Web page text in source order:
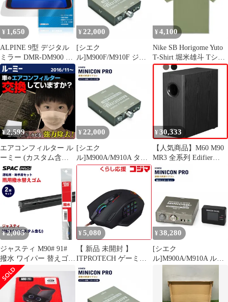
¥ 1,650
ALPINE 9型 デジタル
ミラー DMR-DM900 保
護フィルム OverLay
Eye Protector 低反射 for
アルパイン 液晶保護 ブ
ルーライトカット 反射
防止
¥ 22,000
[シエク
ル]M900F/M910F ジャ
スティ_1KR-FE(H28/11
～)用ミニコンプロ
MINICON PRO 調整式
燃調サブコン
¥ 4,100
Nike SB Horigome Yuto
T-Shirt 堀米雄斗 Tシャ
ツ
¥2,599
エアコンフィルター ル
ーミー (カスタム含む)
M90#A M91#A 87139-
50100 純正交換用 花粉
対策に トヨタ
【k30080109004-
10071】 開封済 未使用
¥ 22,000
[シエク
ル]M900A/M910A タン
ク_1KR-FE(1.0)(H28/11
燃調サブコン
¥ 30,333
【人気商品】M60 M90
MR3 全系列 Edifier
MR4 Edifier （ケーブル
同梱）｜ MR5 接続
｜ G2000Pro 位相制御
等 35Hz~115Hz｜
0°/180° （薄型ニューデ
ザイン）｜周波
¥2,005
ジャスティ M90# 91#
撥水 ワイパー 替えゴム
フロントセット
HVTW525 HVTW475
PIAA SPAC PRO PIAA
雨トーナメントワイパ
¥ 5,080
【 新品 未開封 】
ITPROTECH ゲーミン
グマウス 有線/ 18ボタ
ン/ ブラック M908TI 未
使用 送料無料
¥ 38,280
[シエク
ル]M900A/M910A ルー
(H28/11～)用ミニコン
プロ MINICON PRO＋
車内モニターセット